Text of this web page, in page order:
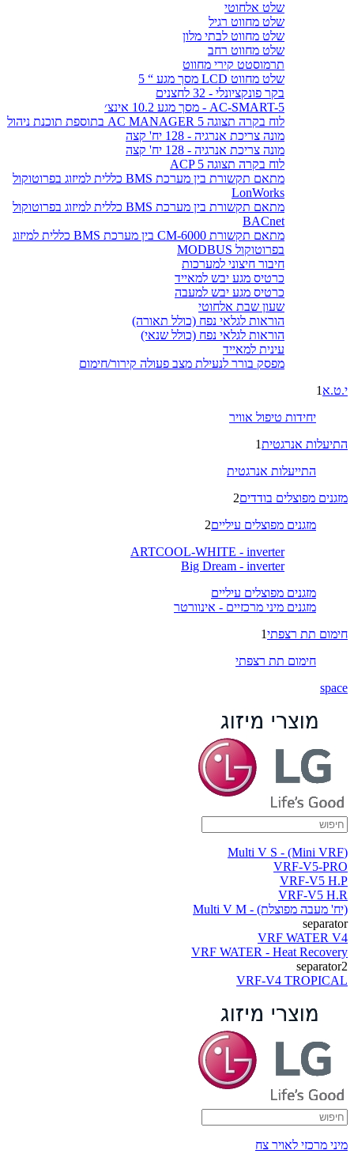
שלט אלחוטי
שלט מחווט רגיל
שלט מחווט לבתי מלון
שלט מחווט רחב
תרמוסטט קירי מחווט
שלט מחווט LCD מסך מגע “ 5
בקר פונקציונלי - 32 לחצנים
AC-SMART-5 - מסך מגע 10.2 אינצ׳
לוח בקרה תצוגה AC MANAGER 5 בתוספת תוכנת ניהול
מונה צריכת אנרגיה - 128 יח' קצה
מונה צריכת אנרגיה - 128 יח' קצה
לוח בקרה תצוגה ACP 5
מתאם תקשורת בין מערכת BMS כללית למיזוג בפרוטוקול
LonWorks
מתאם תקשורת בין מערכת BMS כללית למיזוג בפרוטוקול
BACnet
מתאם תקשורת CM-6000 בין מערכת BMS כללית למיזוג
בפרוטוקול MODBUS
חיבור חיצוני למערכות
כרטיס מגע יבש למאייד
כרטיס מגע יבש למעבה
שעון שבת אלחוטי
הוראות לגלאי נפח (כולל תאורה)
הוראות לגלאי נפח (כולל שנאי)
עינית למאייד
מפסק בורר לנעילת מצב פעולה קירור/חימום
י.ט.א 1
יחידות טיפול אוויר
התיעלות אנרגטית1
התייעלות אנרגטית
מזגנים מפוצלים בודדים2
מזגנים מפוצלים עיליים2
ARTCOOL-WHITE - inverter
Big Dream - inverter
מזגנים מפוצלים עיליים
מזגנים מיני מרכזיים - אינוורטר
חימום תת רצפתי1
חימום תת רצפתי
space
(Multi V S - (Mini VRF
VRF-V5-PRO
VRF-V5 H.P
VRF-V5 H.R
(יח' מעבה מפוצלת) - Multi V M
separator
VRF WATER V4
VRF WATER - Heat Recovery
separator2
VRF-V4 TROPICAL
מיני מרכזי לאויר צח